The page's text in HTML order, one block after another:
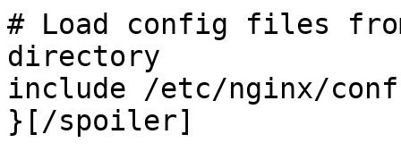
# Load config files
directory
include /etc/nginx/
}[/spoiler]